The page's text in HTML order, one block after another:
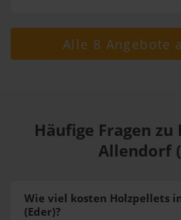
Alle 8 Angebote
Häufige Fragen
Allendorf
Wie viel kosten Holzpellets
(Eder)?